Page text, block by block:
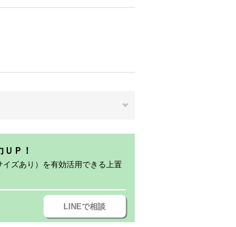
ＵＰ！
ズあり）を有効活用できる上置
LINEで相談